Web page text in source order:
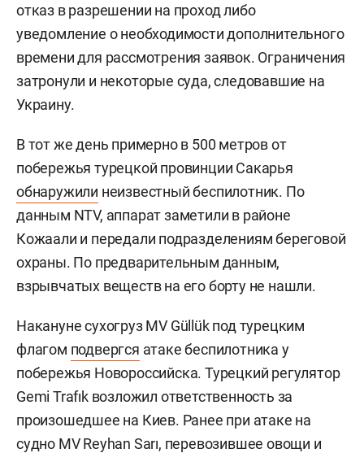
отказ в разрешении на проход либо
уведомление о необходимости дополнительного
времени для рассмотрения заявок. Ограничения
затронули и некоторые суда, следовавшие на
Украину.
В тот же день примерно в 500 метров от
побережья турецкой провинции Сакарья
обнаружили неизвестный беспилотник. По
данным NTV, аппарат заметили в районе
Кожаали и передали подразделениям береговой
охраны. По предварительным данным,
взрывчатых веществ на его борту не нашли.
Накануне сухогруз MV Güllük под турецким
флагом подвергся атаке беспилотника у
побережья Новороссийска. Турецкий регулятор
Gemi Trafık возложил ответственность за
произошедшее на Киев. Ранее при атаке на
судно MV Reyhan Sarı, перевозившее овощи и